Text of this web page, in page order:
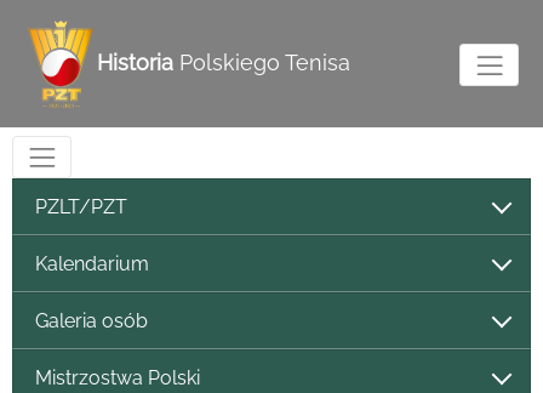
Historia Polskiego Tenisa
PZLT/PZT
Kalendarium
Galeria osób
Mistrzostwa Polski